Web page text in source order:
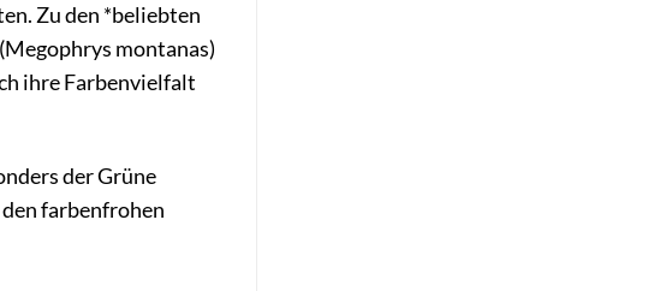
Zu den *beliebten
montanas)
ihre Farbenvielfalt
der Grüne
farbenfrohen